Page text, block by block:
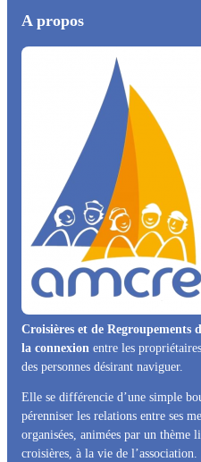
A propos
Croisières et de Regroupements
la connexion entre les
des personnes désirant naviguer.
Elle se différencie d’une simple
pérenniser les relations entre ses
organisées, animées par un thème
croisières, à la vie de